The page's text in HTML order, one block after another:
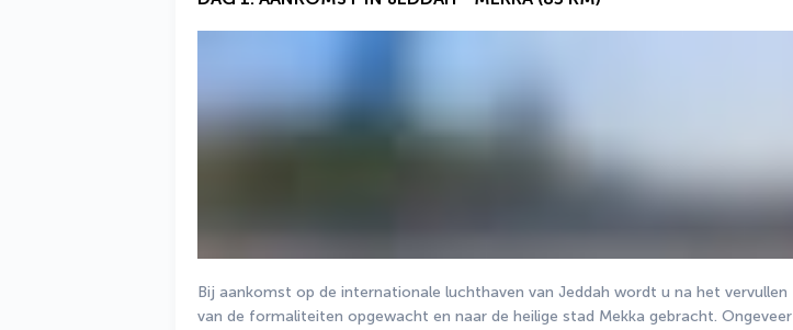
Bij aankomst op de internationale luchthaven van Jeddah wordt u na het vervullen
van de formaliteiten opgewacht en naar de heilige stad Mekka gebracht. Ongeveer